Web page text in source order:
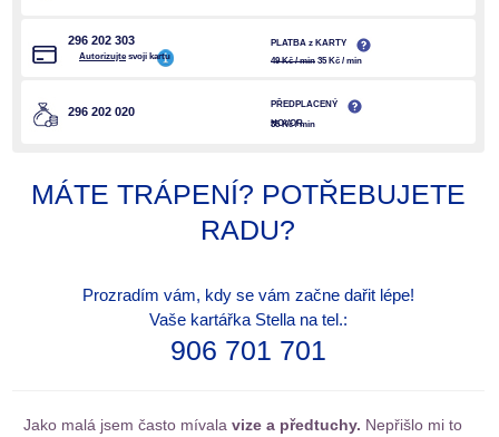
296 202 303
Autorizujte svoji kartu
PLATBA z KARTY
49 Kč / min 35 Kč / min
296 202 020
PŘEDPLACENÝ
HOVOR
35 Kč / min
MÁTE TRÁPENÍ? POTŘEBUJETE
RADU?
Prozradím vám, kdy se vám začne dařit lépe!
Vaše kartářka Stella na tel.:
906 701 701
Jako malá jsem často mívala vize a předtuchy. Nepřišlo mi to